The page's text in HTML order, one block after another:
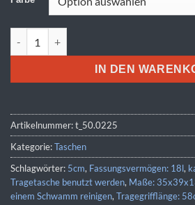
IN DEN
Artikelnummer:t_50.0225
Kategorie:Taschen
Schlagwörter: 5cm, Fassungsvermögen: 18l,
Tragetasche benutzt werden, Maße:
einem Schwamm reinigen, Tragegrifflänge: